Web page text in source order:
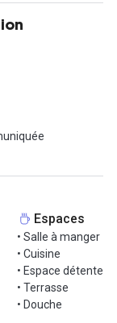
kitchenette et
pauses ou vos
de gamme
:
extérieur
se déplaçant à
encore plus de
une installation
Espaces
• Salle à manger
• Cuisine
• Espace détente
• Terrasse
• Douche